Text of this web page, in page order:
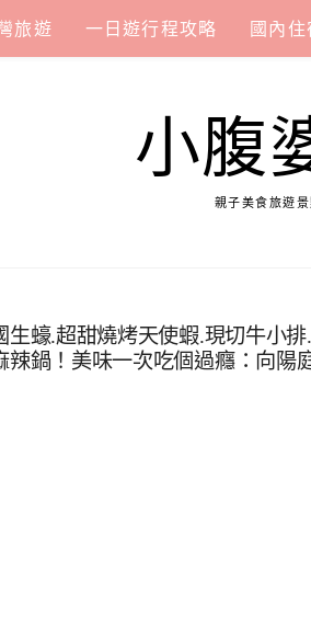
旅遊 一日遊行程攻略 國內住
小腹
親子美食旅遊
蠔.超甜燒烤天使蝦.現切牛小
鍋！美味一次吃個過癮：向陽